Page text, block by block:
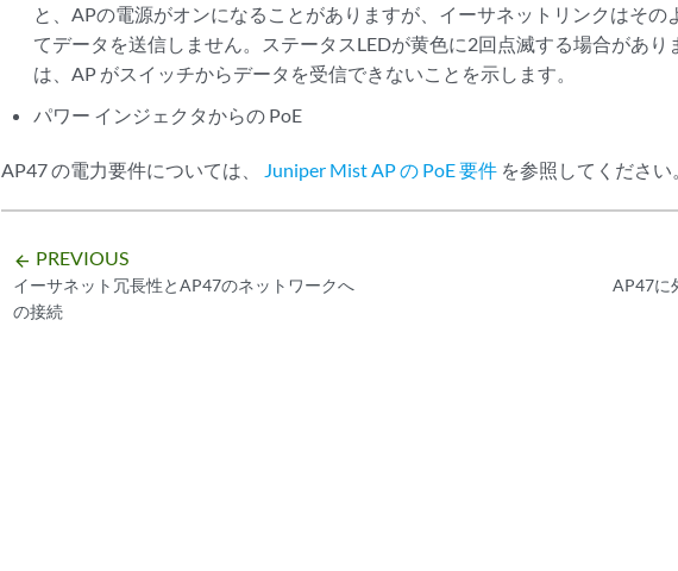
と、APの電源がオンになることがありますが、イーサネットリンクはその
てデータを送信しません。ステータスLEDが黄色に2回点滅する場合があり
は、AP がスイッチからデータを受信できないことを示します。
パワー インジェクタからの PoE
AP47 の電力要件については、 Juniper Mist AP の PoE 要件 を参照してください
arrow_backward PREVIOUS
イーサネット冗長性とAP47のネットワークへ
の接続
AP47に